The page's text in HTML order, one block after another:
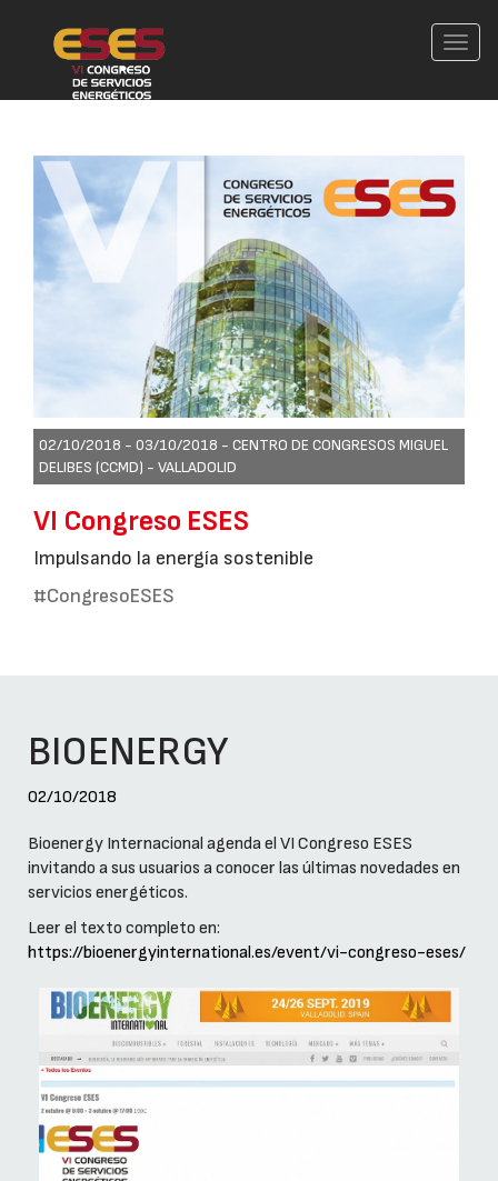
02/10/2018 - 03/10/2018 - CENTRO DE CONGRESOS MIGUEL
DELIBES (CCMD) - VALLADOLID
VI Congreso ESES
Impulsando la energía sostenible
#CongresoESES
BIOENERGY
02/10/2018
Bioenergy Internacional agenda el VI Congreso ESES
invitando a sus usuarios a conocer las últimas novedades en
servicios energéticos.
Leer el texto completo en:
https://bioenergyinternational.es/event/vi-congreso-eses/